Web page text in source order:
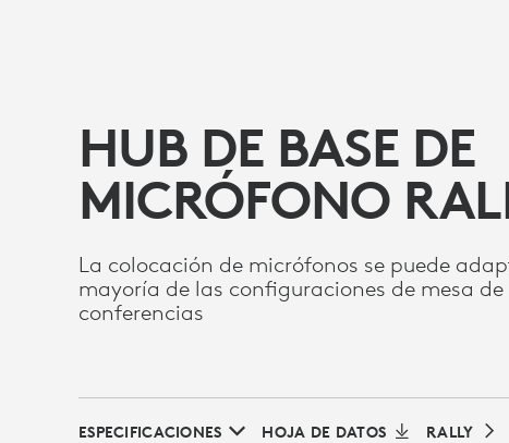
HUB DE BASE DE
MICRÓFONO
La colocación de micrófonos se puede
mayoría de las configuraciones de mesa de
conferencias
ESPECIFICACIONES HOJA DE DATOS RALLY